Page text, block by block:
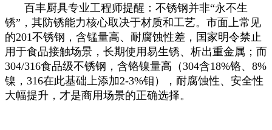
百丰厨具专业工程师提醒：不锈钢并非“永不生
锈”，其防锈能力核心取决于材质和工艺。市面上常见
的201不锈钢，含锰量高、耐腐蚀性差，国家明令禁止
用于食品接触场景，长期使用易生锈、析出重金属；而
304/316食品级不锈钢，含铬镍量高（304含18%铬、8%
镍，316在此基础上添加2-3%钼），耐腐蚀性、安全性
大幅提升，才是商用场景的正确选择。